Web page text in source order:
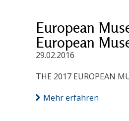
European
European
29.02.2016
THE 2017 EUROPEAN
Mehr erfahren